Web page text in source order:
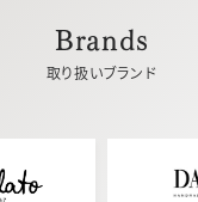
Brands
取り扱いブランド